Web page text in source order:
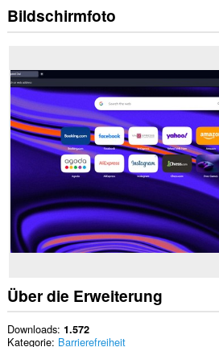
Bildschirmfoto
Über die Erweiterung
Downloads 1.572
Kategorie Barrierefreiheit